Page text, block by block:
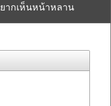
ากเห็นหน้าหลาน